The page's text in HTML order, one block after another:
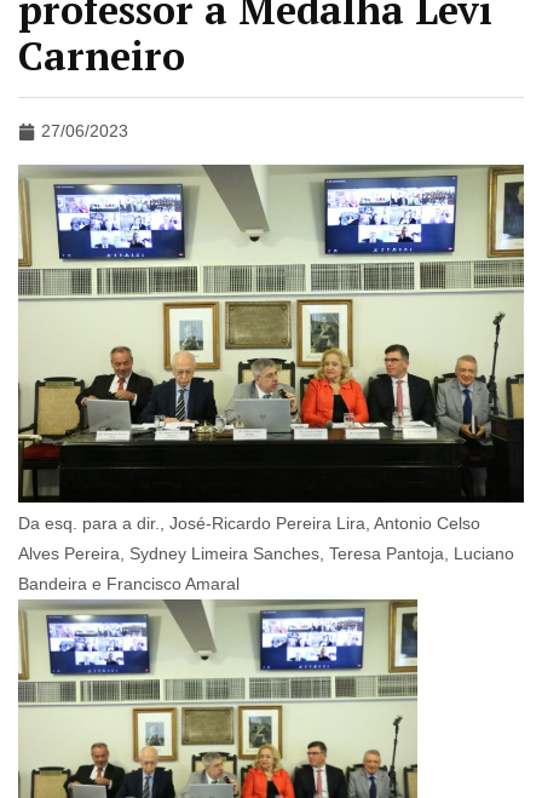
Carneiro
27/06/2023
Da esq. para a dir., José-Ricardo Pereira Lira, Antonio Celso
Alves Pereira, Sydney Limeira Sanches, Teresa Pantoja, Luciano
Bandeira e Francisco Amaral